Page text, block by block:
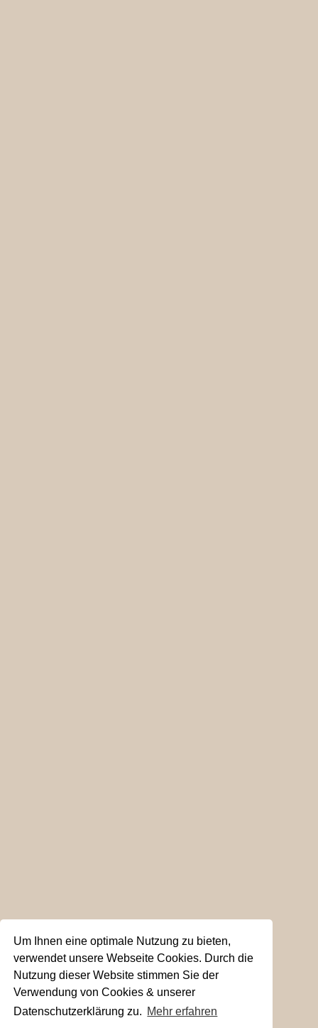
Um Ihnen eine optimale Nutzung zu bieten,
verwendet unsere Webseite Cookies. Durch die
Nutzung dieser Website stimmen Sie der
Verwendung von Cookies & unserer
Datenschutzerklärung zu. Mehr erfahren